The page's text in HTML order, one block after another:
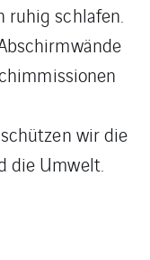
ruhig schlafen.
wir die
die Umwelt.